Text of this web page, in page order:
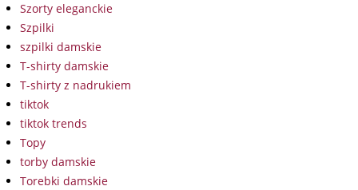
Szorty eleganckie
Szpilki
szpilki damskie
T-shirty damskie
T-shirty z nadrukiem
tiktok
tiktok trends
Topy
torby damskie
Torebki damskie